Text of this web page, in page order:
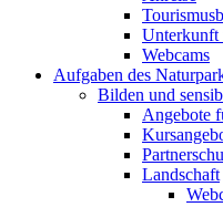
Unterkunft
Webcams
Aufgaben des
Bilden und
Angebote
Landschaft